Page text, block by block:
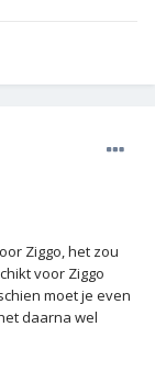
Ziggo, het zou
voor Ziggo
moet je even
daarna wel